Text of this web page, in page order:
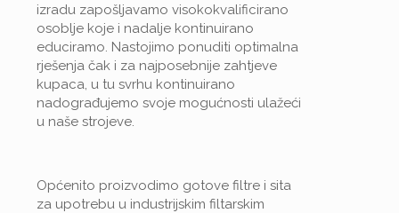
izradu zapošljavamo visokokvalificirano
osoblje koje i nadalje kontinuirano
educiramo. Nastojimo ponuditi optimalna
rješenja čak i za najposebnije zahtjeve
kupaca, u tu svrhu kontinuirano
nadograđujemo svoje mogućnosti ulažeći
u naše strojeve.
Općenito proizvodimo gotove filtre i sita
za upotrebu u industrijskim filtarskim